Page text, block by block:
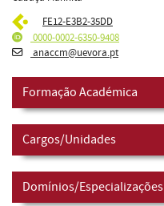
FE12-E3B2-35DD
0000-0002-6350-9408
anaccm@uevora.pt
Formação Académica
Cargos/Unidades
Domínios/Especializações